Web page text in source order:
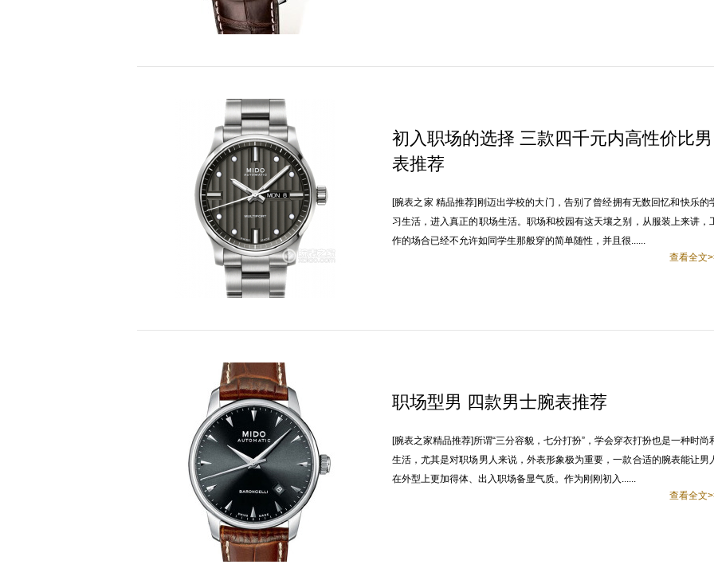
初入职场的选择 三款四千元内高性价比男
表推荐
[腕表之家 精品推荐]刚迈出学校的大门，告别了曾经拥有无数回忆和快乐的
习生活，进入真正的职场生活。职场和校园有这天壤之别，从服装上来讲，
作的场合已经不允许如同学生那般穿的简单随性，并且很......
查看全文
职场型男 四款男士腕表推荐
[腕表之家精品推荐]所谓“三分容貌，七分打扮”，学会穿衣打扮也是一种时尚
生活，尤其是对职场男人来说，外表形象极为重要，一款合适的腕表能让男
在外型上更加得体、出入职场备显气质。作为刚刚初入......
查看全文